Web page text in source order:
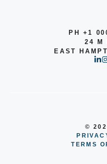
PH +1
24 M
EAST
©
TERMS